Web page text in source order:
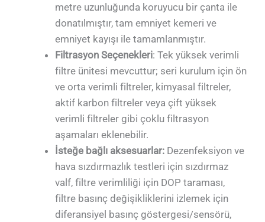
metre uzunluğunda koruyucu bir çanta ile
donatılmıştır, tam emniyet kemeri ve
emniyet kayışı ile tamamlanmıştır.
Filtrasyon Seçenekleri: Tek yüksek verimli
filtre ünitesi mevcuttur; seri kurulum için ön
ve orta verimli filtreler, kimyasal filtreler,
aktif karbon filtreler veya çift yüksek
verimli filtreler gibi çoklu filtrasyon
aşamaları eklenebilir.
İsteğe bağlı aksesuarlar: Dezenfeksiyon ve
hava sızdırmazlık testleri için sızdırmaz
valf, filtre verimliliği için DOP taraması,
filtre basınç değişikliklerini izlemek için
diferansiyel basınç göstergesi/sensörü,